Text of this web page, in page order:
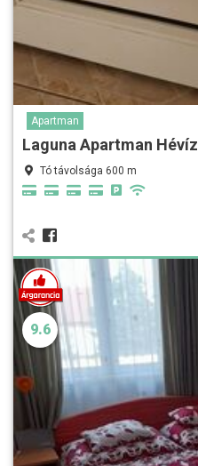
Apartman
Laguna Apartman Hévíz
Tó távolsága 600 m
9.6